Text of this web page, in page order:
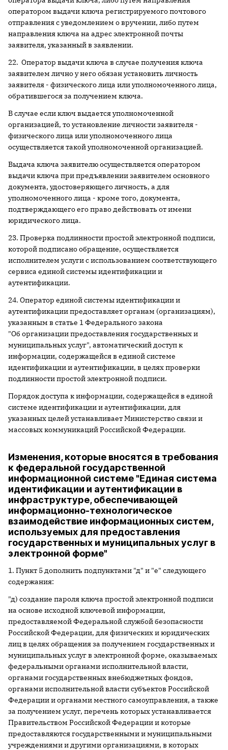
оператором выдачи ключа регистрируемого почтового
отправления с уведомлением о вручении, либо путем
направления ключа на адрес электронной почты
заявителя, указанный в заявлении.
22. Оператор выдачи ключа в случае получения ключа
заявителем лично у него обязан установить личность
заявителя - физического лица или уполномоченного лица,
обратившегося за получением ключа.
В случае если ключ выдается уполномоченной
организацией, то установление личности заявителя -
физического лица или уполномоченного лица
осуществляется такой уполномоченной организацией.
Выдача ключа заявителю осуществляется оператором
выдачи ключа при предъявлении заявителем основного
документа, удостоверяющего личность, а для
уполномоченного лица - кроме того, документа,
подтверждающего его право действовать от имени
юридического лица.
23. Проверка подлинности простой электронной подписи,
которой подписано обращение, осуществляется
исполнителем услуги с использованием соответствующего
сервиса единой системы идентификации и
аутентификации.
24. Оператор единой системы идентификации и
аутентификации предоставляет органам (организациям),
указанным в статье 1 Федерального закона
"Об организации предоставления государственных и
муниципальных услуг", автоматический доступ к
информации, содержащейся в единой системе
идентификации и аутентификации, в целях проверки
подлинности простой электронной подписи.
Порядок доступа к информации, содержащейся в единой
системе идентификации и аутентификации, для
указанных целей устанавливает Министерство связи и
массовых коммуникаций Российской Федерации.
Изменения, которые вносятся в требования
к федеральной государственной
информационной системе "Единая система
идентификации и аутентификации в
инфраструктуре, обеспечивающей
информационно-технологическое
взаимодействие информационных систем,
используемых для предоставления
государственных и муниципальных услуг в
электронной форме"
1. Пункт 5 дополнить подпунктами "д" и "е" следующего
содержания:
"д) создание пароля ключа простой электронной подписи
на основе исходной ключевой информации,
предоставляемой Федеральной службой безопасности
Российской Федерации, для физических и юридических
лиц в целях обращения за получением государственных и
муниципальных услуг в электронной форме, оказываемых
федеральными органами исполнительной власти,
органами государственных внебюджетных фондов,
органами исполнительной власти субъектов Российской
Федерации и органами местного самоуправления, а также
за получением услуг, перечень которых устанавливается
Правительством Российской Федерации и которые
предоставляются государственными и муниципальными
учреждениями и другими организациями, в которых